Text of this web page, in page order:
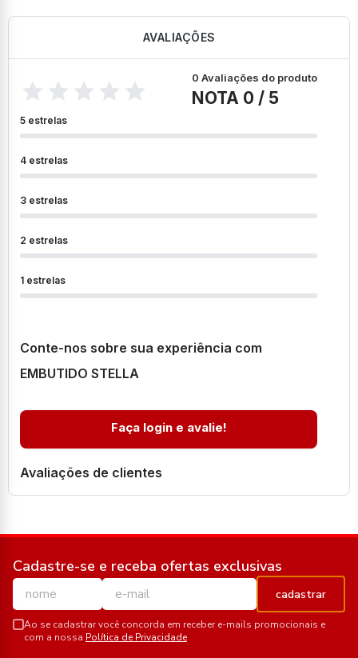
AVALIAÇÕES
0 Avaliações do produto
NOTA 0 / 5
5 estrelas
4 estrelas
3 estrelas
2 estrelas
1 estrelas
Conte-nos sobre sua experiência com
EMBUTIDO STELLA
Faça login e avalie!
Avaliações de clientes
Cadastre-se e receba ofertas exclusivas
cadastrar
Ao se cadastrar você concorda em receber e-mails promocionais e
com a nossa Política de Privacidade